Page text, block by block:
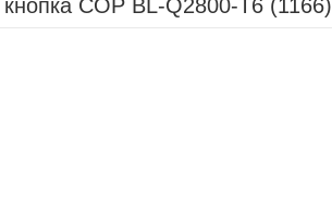
кнопка COP BL-Q2800-T6 (1166)